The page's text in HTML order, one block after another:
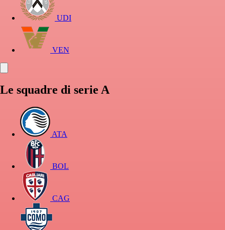
UDI
VEN
Le squadre di serie A
ATA
BOL
CAG